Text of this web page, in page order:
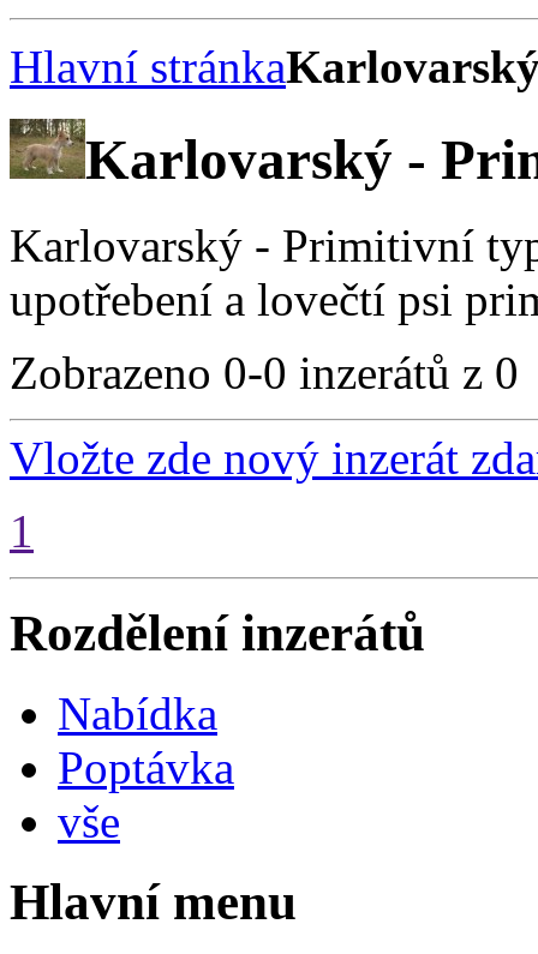
Hlavní stránka
Karlovarský -
Karlovarský - Primitivní
upotřebení a lovečtí psi
Zobrazeno 0-0 inzerátů z 0
Vložte zde nový inzerát
1
Rozdělení inzerátů
Nabídka
Poptávka
vše
Hlavní menu